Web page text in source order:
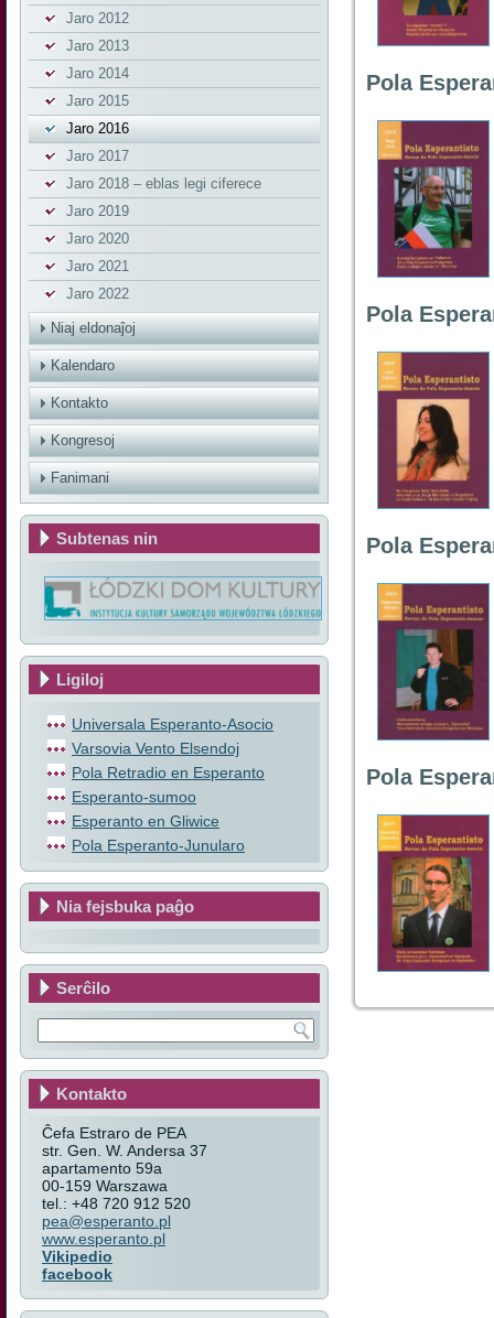
Jaro 2012
Jaro 2013
Jaro 2014
Jaro 2015
Jaro 2016
Jaro 2017
Jaro 2018 – eblas legi ciferece
Jaro 2019
Jaro 2020
Jaro 2021
Jaro 2022
Niaj eldonaĵoj
Kalendaro
Kontakto
Kongresoj
Fanimani
Subtenas nin
Ligiloj
Universala Esperanto-Asocio
Varsovia Vento Elsendoj
Pola Retradio en Esperanto
Esperanto-sumoo
Esperanto en Gliwice
Pola Esperanto-Junularo
Nia fejsbuka paĝo
Serĉilo
Kontakto
Ĉefa Estraro de PEA
str. Gen. W. Andersa 37
apartamento 59a
00-159 Warszawa
tel.: +48 720 912 520
pea@esperanto.pl
www.esperanto.pl
Vikipedio
facebook
Pola
Pola
Pola
Pola